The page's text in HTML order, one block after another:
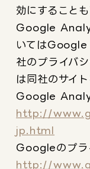
効にすることも
Google
いては
社のプライバ
は同社のサイ
Google
http://
jp.html
Googleのプラ
http://